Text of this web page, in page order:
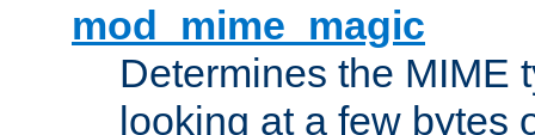
mod_mime_magic
Determines the MIME
looking at a few bytes